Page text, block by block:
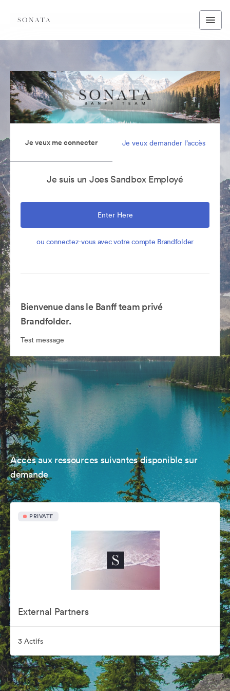
Je veux me connecter Je veux demander l’accès
Je suis un Joes Sandbox Employé
Enter Here
ou connectez-vous avec votre compte Brandfolder
Bienvenue dans le Banff team privé
Brandfolder.
Test message
Accès aux ressources suivantes disponible sur
demande
PRIVATE
External Partners
3 Actifs